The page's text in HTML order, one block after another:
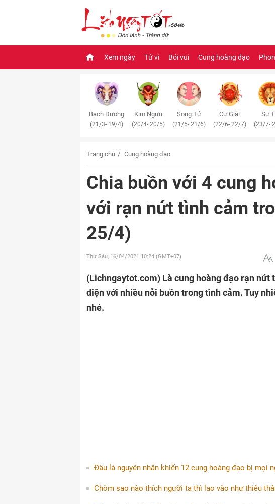
Xem ngày Tử vi Bói vui Cung hoàng đạo
Bạch Dương
(21/3- 19/4)
Kim Ngưu
(20/4- 20/5)
Song Tử
(21/5- 21/6)
Cự Giải
(22/6- 22/7)
Sư
(23/7-
Trang chủ Cung hoàng đạo
Chia buồn với 4 cung
với rạn nứt tình cảm
25/4)
Thứ Sáu, 16/04/2021 10:24 (GMT+07)
(Lichngaytot.com) Là cung hoàng đạo rạn nứt
diện với nhiều nỗi buồn trong tình cảm. Tuy
nhé.
Đâu là nguyên nhân khiến 12 cung hoàng đạo bị mọi
Chòm sao nào thích người ta thì lao vào như thiêu